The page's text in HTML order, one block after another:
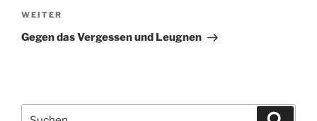
Nächster
Beitrag
WEITER
Gegen das Vergessen und Leugnen